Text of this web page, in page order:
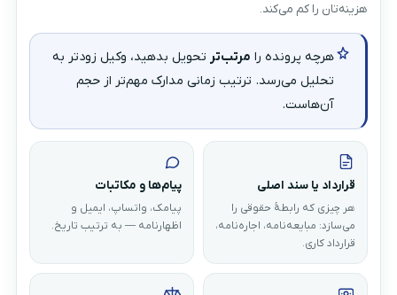
هزینه‌تان را کم می‌کند.
هرچه پرونده را مرتب‌تر تحویل بدهید، وکیل زودتر به
تحلیل می‌رسد. ترتیب زمانی مدارک مهم‌تر از حجم
آن‌هاست.
قرارداد یا سند اصلی
هر چیزی که رابطهٔ حقوقی را
می‌سازد: مبایعه‌نامه، اجاره‌نامه،
قرارداد کاری.
پیام‌ها و مکاتبات
پیامک، واتساپ، ایمیل و
اظهارنامه — به ترتیب تاریخ.